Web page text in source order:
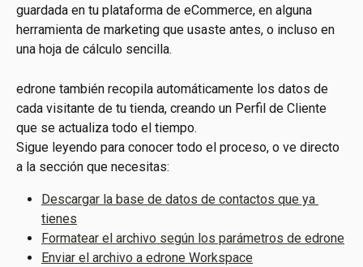
guardada en tu plataforma de eCommerce, en alguna
herramienta de marketing que usaste antes, o incluso en
una hoja de cálculo sencilla.
edrone también recopila automáticamente los datos de
cada visitante de tu tienda, creando un Perfil de Cliente
que se actualiza todo el tiempo.
Sigue leyendo para conocer todo el proceso, o ve directo
a la sección que necesitas:
Descargar la base de datos de contactos que ya
tienes
Formatear el archivo según los parámetros de edrone
Enviar el archivo a edrone Workspace